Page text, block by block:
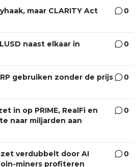
maar CLARITY Act
0
naast elkaar in
0
gebruiken zonder de prijs
0
in op PRIME, RealFi en
naar miljarden aan
0
verdubbelt door AI
miners profiteren
0